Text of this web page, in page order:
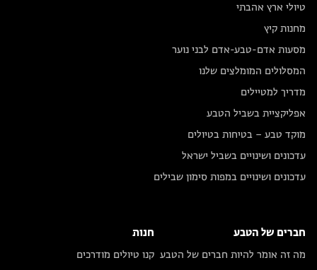
טיולי ארץ אהבתי
מחנות קיץ
מסעות אדם-טבע-אדם לבני נוער
המסלולים המומלצים שלנו
מדריך למטיילים
אפליקציית בשביל הטבע
מוקד טבע – בטיחות בטיולים
עדכונים ושינויים בשביל ישראל
עדכונים ושינויים במפות סימון שבילים
חברים של הטבע
מה זה אומר להיות חברים של הטבע
חנות
קנו טיולים מודרכים